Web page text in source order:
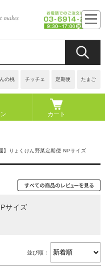
の桃 チッチェ 定期便 たまご
カート
】りょくけん野菜定期便 NPサイズ
サイズ
並び順：